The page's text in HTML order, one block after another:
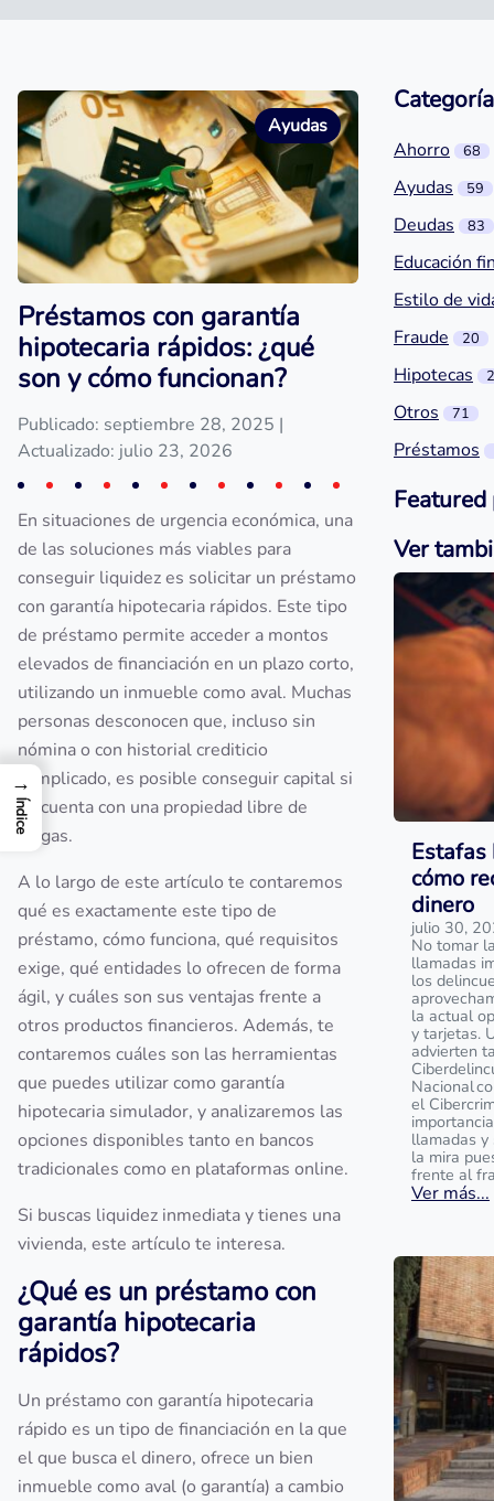
Ayudas
Préstamos con garantía
hipotecaria rápidos: ¿qué
son y cómo funcionan?
Publicado: septiembre 28, 2025 |
Actualizado: julio 23, 2026
En situaciones de urgencia económica, una
de las soluciones más viables para
conseguir liquidez es solicitar un préstamo
con garantía hipotecaria rápidos. Este tipo
de préstamo permite acceder a montos
elevados de financiación en un plazo corto,
utilizando un inmueble como aval. Muchas
personas desconocen que, incluso sin
nómina o con historial crediticio
complicado, es posible conseguir capital si
se cuenta con una propiedad libre de
cargas.
A lo largo de este artículo te contaremos
qué es exactamente este tipo de
préstamo, cómo funciona, qué requisitos
exige, qué entidades lo ofrecen de forma
ágil, y cuáles son sus ventajas frente a
otros productos financieros. Además, te
contaremos cuáles son las herramientas
que puedes utilizar como garantía
hipotecaria simulador, y analizaremos las
opciones disponibles tanto en bancos
tradicionales como en plataformas online.
Si buscas liquidez inmediata y tienes una
vivienda, este artículo te interesa.
¿Qué es un préstamo con
garantía hipotecaria
rápidos?
Un préstamo con garantía hipotecaria
rápido es un tipo de financiación en la que
el que busca el dinero, ofrece un bien
inmueble como aval (o garantía) a cambio
Ahorro 68
Ayudas 59
Deudas 83
Educación
Estilo de
Fraude
20
Hipotecas
Otros 71
Préstamos
Featured
Ver
Estafas
cómo
dinero
julio 30,
No tomar
llamadas
los
la actual
y tarjetas.
advierten
Nacional
el
llamadas y
la mira
frente al
Ver más...
→
Índice